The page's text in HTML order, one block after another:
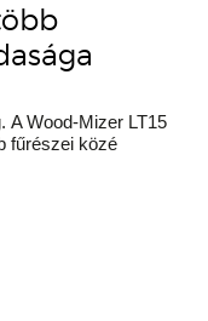
A Wood-Mizer LT15
fűrészei közé